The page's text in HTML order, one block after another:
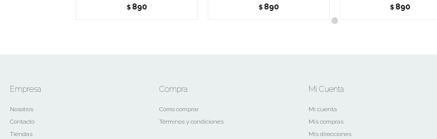
$ 890 $ 890 $ 890
Empresa
Nosotros
Contacto
Tiendas
Compra
Cómo comprar
Términos y condiciones
Mi Cuenta
Mi cuenta
Mis compras
Mis direcciones